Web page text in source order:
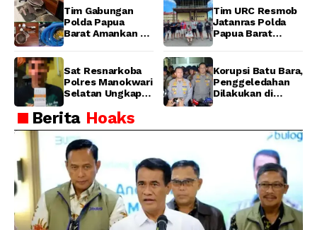
Menggunakan
Senjata Tajam
Unit Barang Bukti
Berhasil
Diamankan
Tim Gabungan
Polda Papua
Barat Amankan 6
Illegal Mining Kali
Waserawi,
Manokwari
Tim URC Resmob
Jatanras Polda
Papua Barat
di Manokwari
Barat
Sat Resnarkoba
Polres Manokwari
Selatan Ungkap
Narkotika Jenis
Ganja
Korupsi Batu Bara,
Penggeledahan
Dilakukan di
Berita Hoaks